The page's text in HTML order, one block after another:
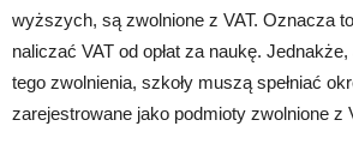
wyższych, są zwolnione z VAT. Oznacza
naliczać VAT od opłat za naukę.
tego zwolnienia, szkoły muszą spełniać
zarejestrowane jako podmioty zwolnione z